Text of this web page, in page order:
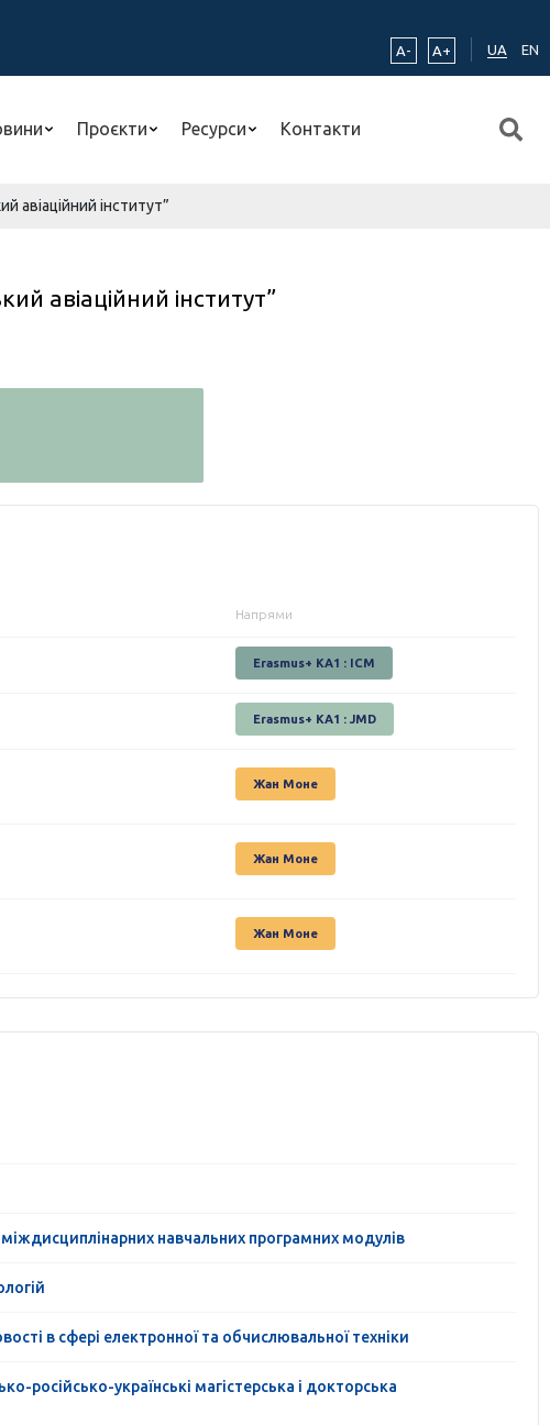
A-
A+ UA EN
Проєкти Ресурси Контакти
авіаційний інститут”
авіаційний інститут”
Напрями
Erasmus+ KA1 : ICM
Erasmus+ KA1 : JMD
Жан Моне
Жан Моне
Жан Моне
навчальних програмних модулів
в сфері електронної та обчислювальної техніки
російсько-українські магістерська і докторська